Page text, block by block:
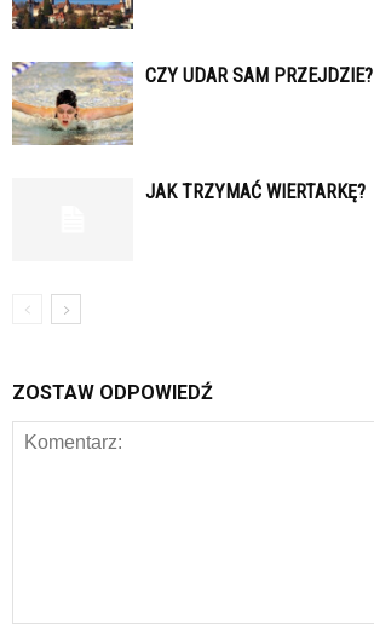
CZY UDAR SAM PRZEJDZIE?
JAK TRZYMAĆ WIERTARKĘ?
ZOSTAW ODPOWIEDŹ